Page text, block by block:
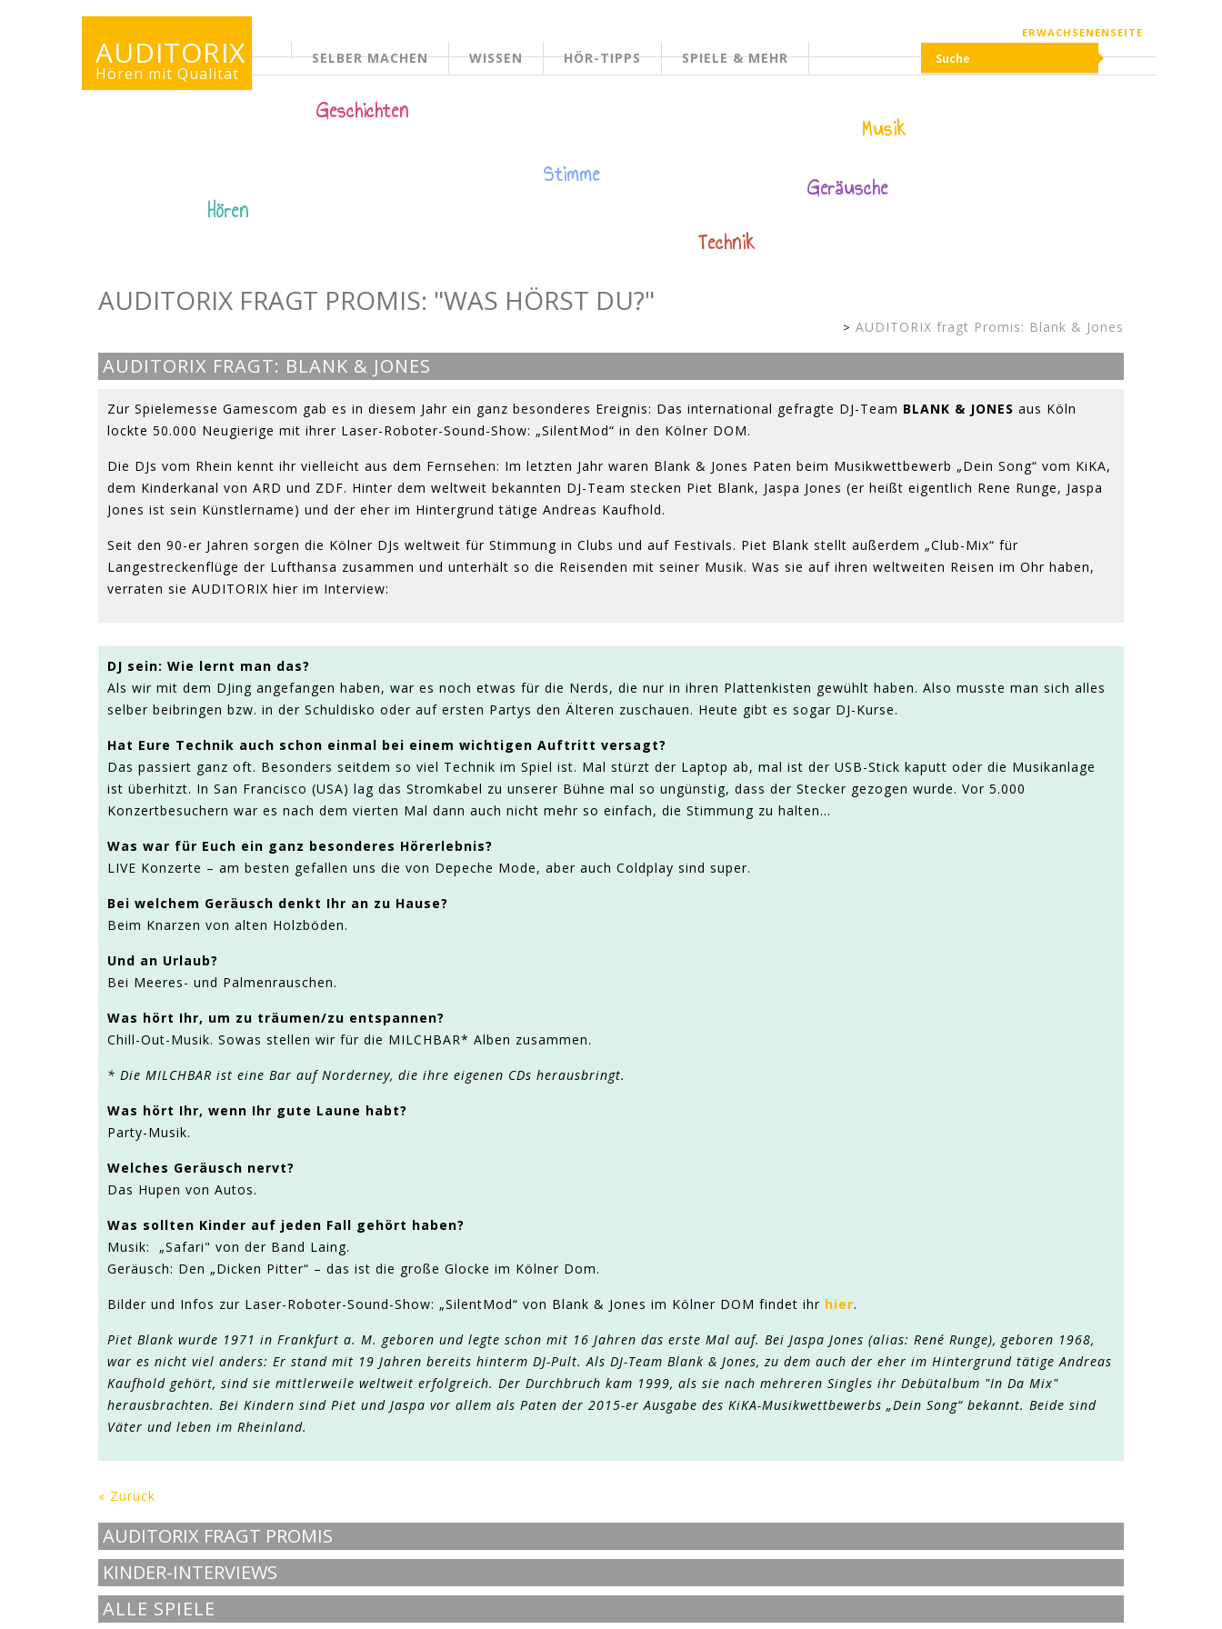
ERWACHSENENSEITE
AUDITORIX
Hören mit Qualität KINDERSEITE
SELBER MACHEN WISSEN HÖR-TIPPS SPIELE & MEHR
Hören
Geschichten
Stimme
Technik
Musik
Geräusche
AUDITORIX FRAGT PROMIS: "WAS HÖRST DU?"
Kinderseite
AUDITORIX fragt Promis: Blank & Jones
AUDITORIX FRAGT: BLANK & JONES
Bild:
Zur Spielemesse Gamescom gab es in diesem Jahr ein ganz besonderes Ereignis: Das international gefragte DJ-Team BLANK & JONES aus Köln
lockte 50.000 Neugierige mit ihrer Laser-Roboter-Sound-Show: „SilentMod“ in den Kölner DOM.
Die DJs vom Rhein kennt ihr vielleicht aus dem Fernsehen: Im letzten Jahr waren Blank & Jones Paten beim Musikwettbewerb „Dein Song“ vom KiKA,
dem Kinderkanal von ARD und ZDF. Hinter dem weltweit bekannten DJ-Team stecken Piet Blank, Jaspa Jones (er heißt eigentlich Rene Runge, Jaspa
Jones ist sein Künstlername) und der eher im Hintergrund tätige Andreas Kaufhold.
Seit den 90-er Jahren sorgen die Kölner DJs weltweit für Stimmung in Clubs und auf Festivals. Piet Blank stellt außerdem „Club-Mix“ für
Langestreckenflüge der Lufthansa zusammen und unterhält so die Reisenden mit seiner Musik. Was sie auf ihren weltweiten Reisen im Ohr haben,
verraten sie AUDITORIX hier im Interview:
DJ sein: Wie lernt man das?
Als wir mit dem DJing angefangen haben, war es noch etwas für die Nerds, die nur in ihren Plattenkisten gewühlt haben. Also musste man sich alles
selber beibringen bzw. in der Schuldisko oder auf ersten Partys den Älteren zuschauen. Heute gibt es sogar DJ-Kurse.
Hat Eure Technik auch schon einmal bei einem wichtigen Auftritt versagt?
Das passiert ganz oft. Besonders seitdem so viel Technik im Spiel ist. Mal stürzt der Laptop ab, mal ist der USB-Stick kaputt oder die Musikanlage
ist überhitzt. In San Francisco (USA) lag das Stromkabel zu unserer Bühne mal so ungünstig, dass der Stecker gezogen wurde. Vor 5.000
Konzertbesuchern war es nach dem vierten Mal dann auch nicht mehr so einfach, die Stimmung zu halten...
Was war für Euch ein ganz besonderes Hörerlebnis?
LIVE Konzerte – am besten gefallen uns die von Depeche Mode, aber auch Coldplay sind super.
Bei welchem Geräusch denkt Ihr an zu Hause?
Beim Knarzen von alten Holzböden.
Und an Urlaub?
Bei Meeres- und Palmenrauschen.
Was hört Ihr, um zu träumen/zu entspannen?
Chill-Out-Musik. Sowas stellen wir für die MILCHBAR* Alben zusammen.
* Die MILCHBAR ist eine Bar auf Norderney, die ihre eigenen CDs herausbringt.
Was hört Ihr, wenn Ihr gute Laune habt?
Party-Musik.
Welches Geräusch nervt?
Das Hupen von Autos.
Was sollten Kinder auf jeden Fall gehört haben?
Musik: „Safari" von der Band Laing.
Geräusch: Den „Dicken Pitter“ – das ist die große Glocke im Kölner Dom.
Bilder und Infos zur Laser-Roboter-Sound-Show: „SilentMod“ von Blank & Jones im Kölner DOM findet ihr hier.
Piet Blank wurde 1971 in Frankfurt a. M. geboren und legte schon mit 16 Jahren das erste Mal auf. Bei Jaspa Jones (alias: René Runge), geboren 1968,
war es nicht viel anders: Er stand mit 19 Jahren bereits hinterm DJ-Pult. Als DJ-Team Blank & Jones, zu dem auch der eher im Hintergrund tätige Andreas
Kaufhold gehört, sind sie mittlerweile weltweit erfolgreich. Der Durchbruch kam 1999, als sie nach mehreren Singles ihr Debütalbum "In Da Mix"
herausbrachten. Bei Kindern sind Piet und Jaspa vor allem als Paten der 2015-er Ausgabe des KiKA-Musikwettbewerbs „Dein Song“ bekannt. Beide sind
Väter und leben im Rheinland.
« Zurück
AUDITORIX FRAGT PROMIS
KINDER-INTERVIEWS
ALLE SPIELE